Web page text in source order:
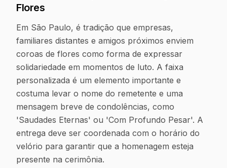
Flores
Em São Paulo, é tradição que empresas,
familiares distantes e amigos próximos enviem
coroas de flores como forma de expressar
solidariedade em momentos de luto. A faixa
personalizada é um elemento importante e
costuma levar o nome do remetente e uma
mensagem breve de condolências, como
'Saudades Eternas' ou 'Com Profundo Pesar'. A
entrega deve ser coordenada com o horário do
velório para garantir que a homenagem esteja
presente na cerimônia.